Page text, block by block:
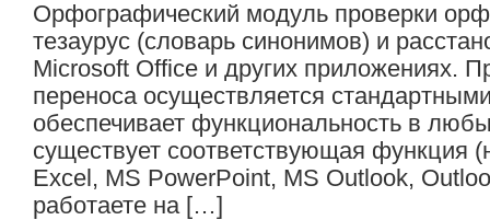
Орфографический модуль проверки
тезаурус (словарь синонимов) и
Microsoft Office и других приложениях.
переноса осуществляется
обеспечивает функциональность в
существует соответствующая функция
Excel, MS PowerPoint, MS Outlook,
работаете на […]